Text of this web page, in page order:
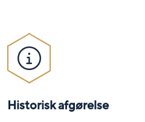
Historisk afgørelse